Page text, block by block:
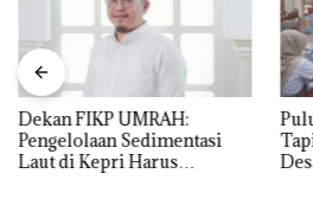
Dekan FIKP UMRAH:
Pengelolaan Sedimentasi
Laut di Kepri Harus